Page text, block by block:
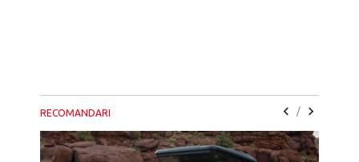
RECOMANDARI /